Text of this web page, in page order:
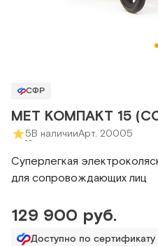
СФР
MET КОМПАКТ 15
5В наличииАрт. 20005
Суперлегкая
для сопровождающих лиц
129 900 руб.
Доступно по